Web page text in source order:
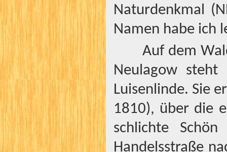
Naturdenkmal
Namen habe ich
Auf dem
Neulagow
Luisenlinde. Sie
1810), über die
schlichte
Handelsstraße